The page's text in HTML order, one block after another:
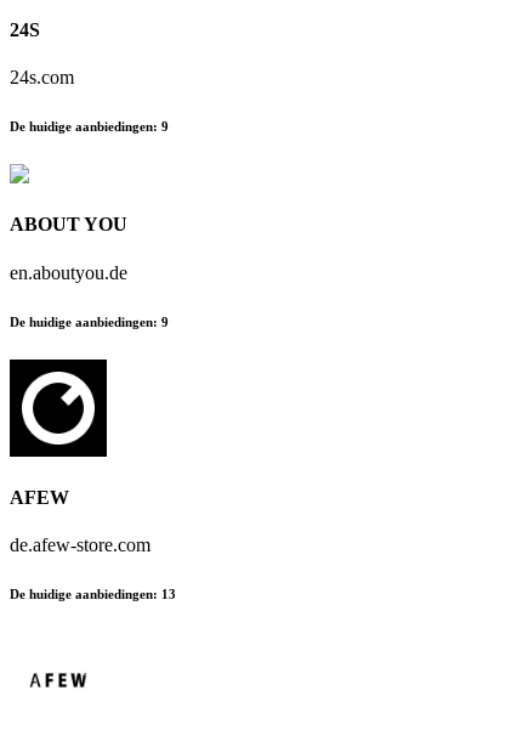
24S
24s.com
De huidige aanbiedingen: 9
ABOUT YOU
en.aboutyou.de
De huidige aanbiedingen: 9
AFEW
de.afew-store.com
De huidige aanbiedingen: 13